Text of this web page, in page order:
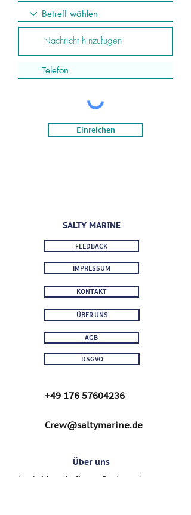
Einreichen
SALTY MARINE
FEEDBACK
IMPRESSUM
KONTAKT
ÜBER UNS
AGB
DSGVO
+49 176 57604236
Crew@saltymarine.de
Über uns
Aus Leidenschaft zum Boots- und